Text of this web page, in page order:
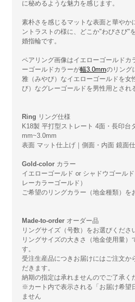
に秘めるような魅力を感じます。
素朴さを感じるマットな表面と華やか
ントラストの様に、どこか"わびさび"
婚指輪です。
ペアリング画像はイエローゴールドカ
ーゴールドカラーが幅3.0mmのリング
雅（みやび）なイエローゴールドを女
び）なグレーゴールドを男性用とされ
Ring リング仕様
K18製 平打型ストレート 4面・長印台
mm~3.0mm
表面 マット仕上げ｜側面・内面 鏡面
Gold-colorカラー
イエローゴールド or シャドウゴール
レーカラーゴールド）
ご希望のリングカラー（地金種類）を
Made-to-orderオーダー品
リングサイズ（号数）をお選びくだ
リングサイズの大きさ（地金使用量）
す。
受注生産品につきお届けにはご注文か
だきます。
納期の指定は承れませんのでご了承く
※カート内で表示される「お届け希望
ません